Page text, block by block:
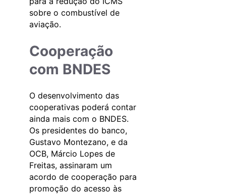
sobre o combustível de
aviação.
Cooperação
com BNDES
O desenvolvimento das
cooperativas poderá contar
ainda mais com o BNDES.
Os presidentes do banco,
Gustavo Montezano, e da
OCB, Márcio Lopes de
Freitas, assinaram um
acordo de cooperação para
promoção do acesso às